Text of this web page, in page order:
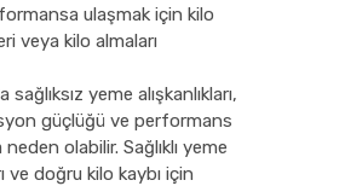
ulaşmak için kilo
veya kilo almaları
yeme alışkanlıkları,
güçlüğü ve performans
neden olabilir. Sağlıklı yeme
ve doğru kilo kaybı için